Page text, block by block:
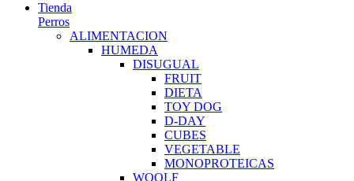
Tienda
Perros
ALIMENTACION
HUMEDA
DISUGUAL
FRUIT
DIETA
TOY DOG
D-DAY
CUBES
VEGETABLE
MONOPROTEICAS
WOOLF